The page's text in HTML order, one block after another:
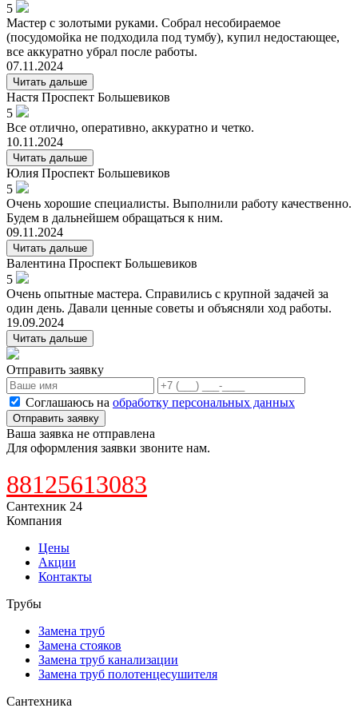
5
Мастер с золотыми руками. Собрал несобираемое
(посудомойка не подходила под тумбу), купил недостающее,
все аккуратно убрал после работы.
07.11.2024
Читать дальше
Настя Проспект Большевиков
5
Все отлично, оперативно, аккуратно и четко.
10.11.2024
Читать дальше
Юлия Проспект Большевиков
5
Очень хорошие специалисты. Выполнили работу качественно.
Будем в дальнейшем обращаться к ним.
09.11.2024
Читать дальше
Валентина Проспект Большевиков
5
Очень опытные мастера. Справились с крупной задачей за
один день. Давали ценные советы и объясняли ход работы.
19.09.2024
Читать дальше
Отправить заявку
Соглашаюсь на обработку персональных данных
Отправить заявку
Ваша заявка не отправлена
Для оформления заявки звоните нам.
88125613083
Сантехник 24
Компания
Цены
Акции
Контакты
Трубы
Замена труб
Замена стояков
Замена труб канализации
Замена труб полотенцесушителя
Сантехника